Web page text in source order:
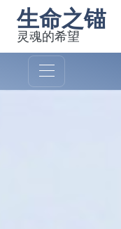
生命之锚
灵魂的希望